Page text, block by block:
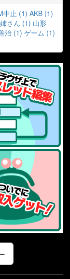
中止 (1) AKB (1)
さん (1) 山形
治 (1) ゲーム (1)